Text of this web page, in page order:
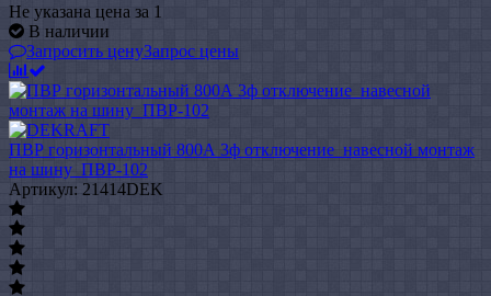
Не указана цена за 1
В наличии
Запросить ценуЗапрос цены
ПВР горизонтальный 800А 3ф отключение_навесной монтаж
на шину_ПВР-102
Артикул: 21414DEK